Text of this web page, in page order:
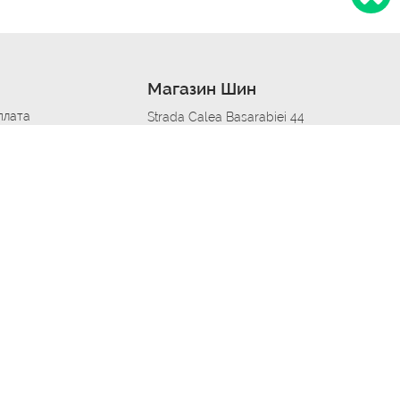
Магазин Шин
Strada Calea Basarabiei 44